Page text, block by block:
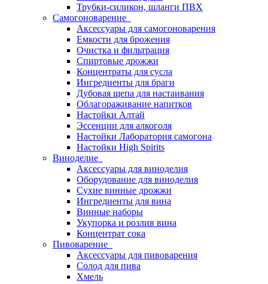
Трубки-силикон, шланги ПВХ
Самогоноварение
Аксессуары для самогоноварения
Емкости для брожения
Очистка и фильтрация
Спиртовые дрожжи
Концентраты для сусла
Ингредиенты для браги
Дубовая щепа для настаивания
Облагораживание напитков
Настойки Алтай
Эссенции для алкоголя
Настойки Лаборатория самогона
Настойки High Spirits
Виноделие
Аксессуары для виноделия
Оборудование для виноделия
Сухие винные дрожжи
Ингредиенты для вина
Винные наборы
Укупорка и розлив вина
Концентрат сока
Пивоварение
Аксессуары для пивоварения
Солод для пива
Хмель